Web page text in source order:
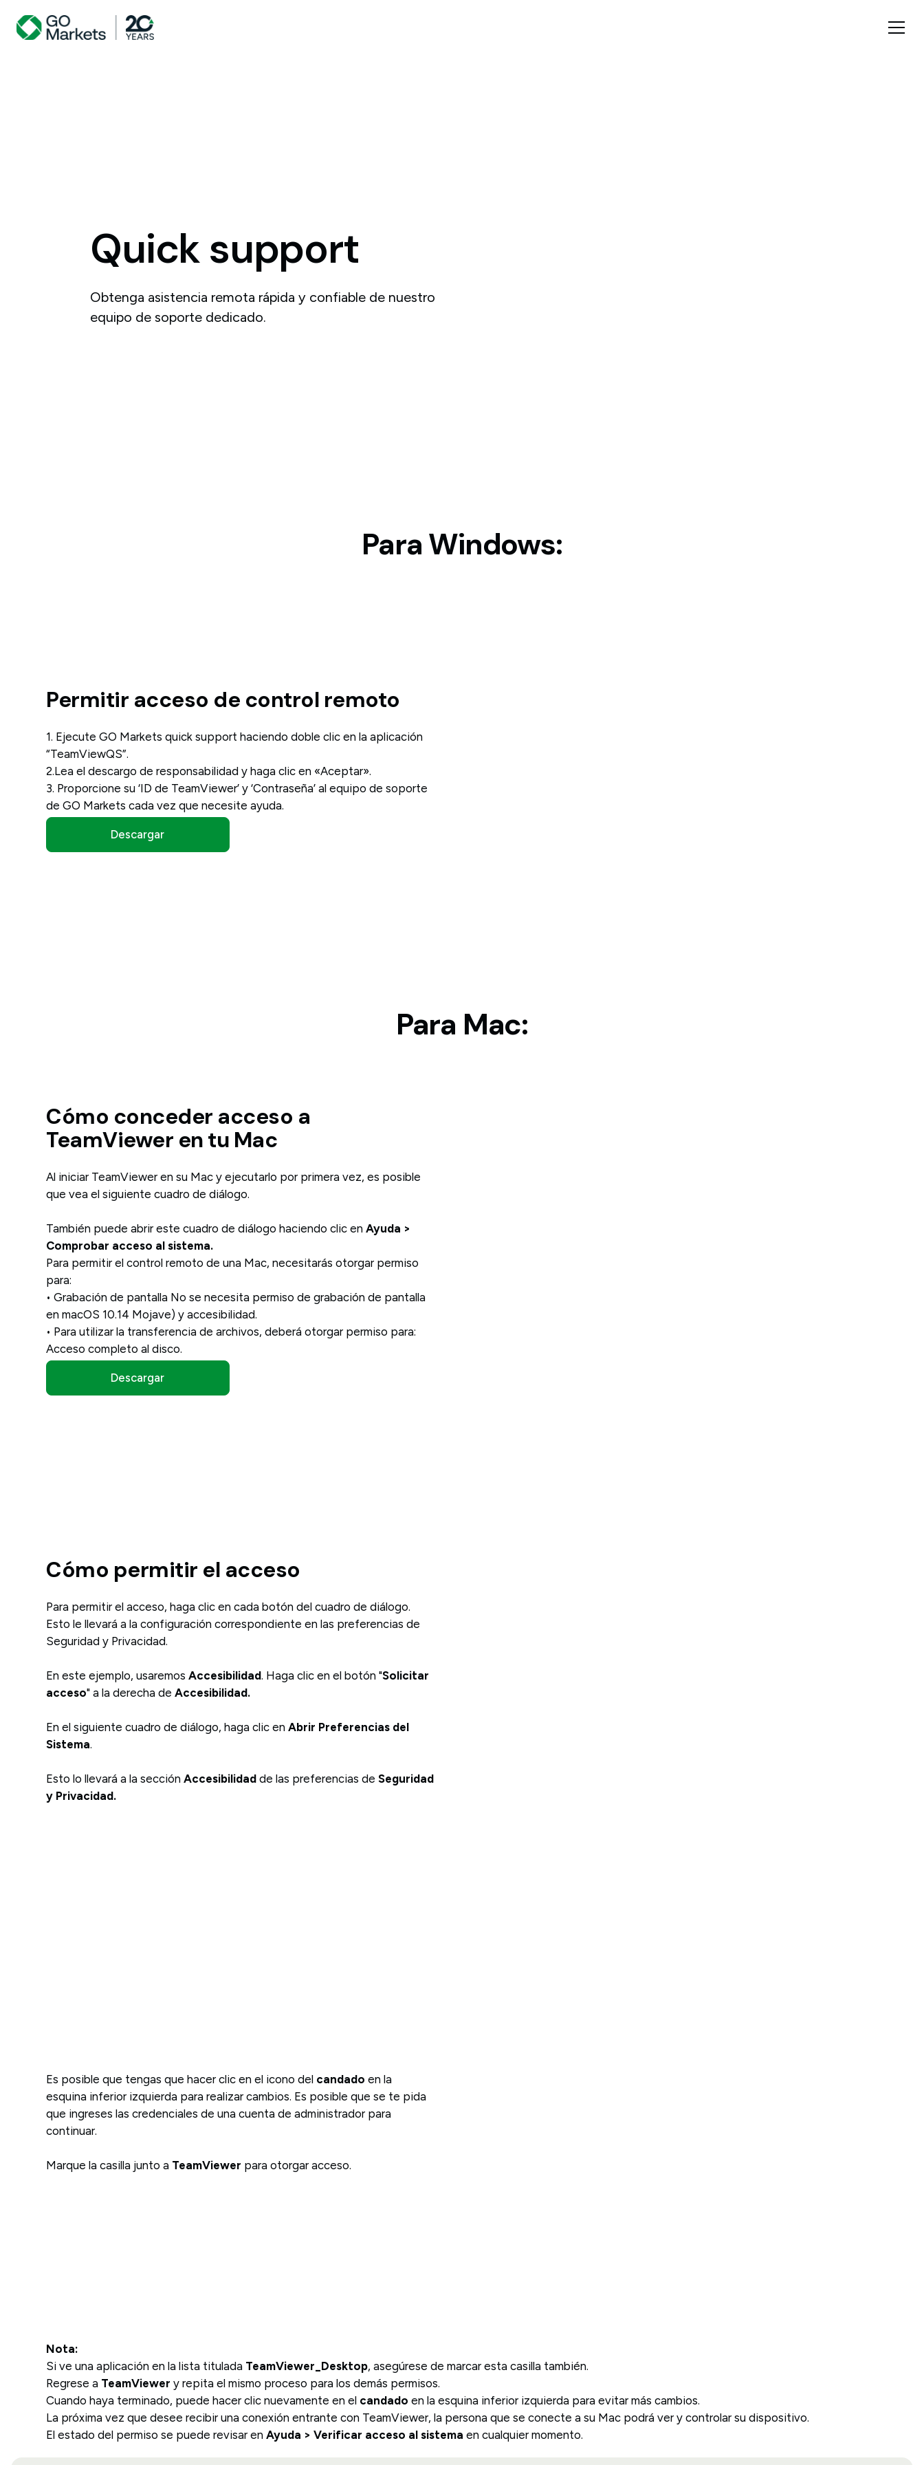
Quicksupport
Obtenga asistencia remota rápida y confiable de nuestro
equipo de soporte dedicado.
Para Windows:
Permitir acceso de control remoto
1. Ejecute GO Markets quick support haciendo doble clic en la aplicación
“TeamViewQS”.
2.Lea el descargo de responsabilidad y haga clic en «Aceptar».
3. Proporcione su ‘ID de TeamViewer’ y ‘Contraseña’ al equipo de soporte
de GO Markets cada vez que necesite ayuda.
Descargar
Para Mac:
Cómo conceder acceso a
TeamViewer en tu Mac
Al iniciar TeamViewer en su Mac y ejecutarlo por primera vez, es posible
que vea el siguiente cuadro de diálogo.
También puede abrir este cuadro de diálogo haciendo clic enAyuda >
Comprobar acceso al sistema.
Para permitir el control remoto de una Mac, necesitarás otorgar permiso
para:
• Grabación de pantalla No se necesita permiso de grabación de pantalla
en macOS 10.14 Mojave) y accesibilidad.
• Para utilizar la transferencia de archivos, deberá otorgar permiso para:
Acceso completo al disco.
Descargar
Cómo permitir el acceso
Para permitir el acceso, haga clic en cada botón del cuadro de diálogo.
Esto le llevará a la configuración correspondiente en las preferencias de
Seguridad y Privacidad.
En este ejemplo, usaremosAccesibilidad. Haga clic en el botón "Solicitar
acceso" a la derecha deAccesibilidad.
En el siguiente cuadro de diálogo, haga clic en Abrir Preferencias del
Sistema.
Esto lo llevará a la secciónAccesibilidad de las preferencias deSeguridad
y Privacidad.
Es posible que tengas que hacer clic en el icono del candado en la
esquina inferior izquierda para realizar cambios. Es posible que se te pida
que ingreses las credenciales de una cuenta de administrador para
continuar.
Marque la casilla junto a TeamViewer para otorgar acceso.
Nota:
Si ve una aplicación en la lista titulada TeamViewer_Desktop, asegúrese de marcar esta casilla también.
Regrese a TeamViewer y repita el mismo proceso para los demás permisos.
Cuando haya terminado, puede hacer clic nuevamente en el candado en la esquina inferior izquierda para evitar más cambios.
La próxima vez que desee recibir una conexión entrante con TeamViewer, la persona que se conecte a su Mac podrá ver y controlar su dispositivo.
El estado del permiso se puede revisar en Ayuda > Verificar acceso al sistema en cualquier momento.